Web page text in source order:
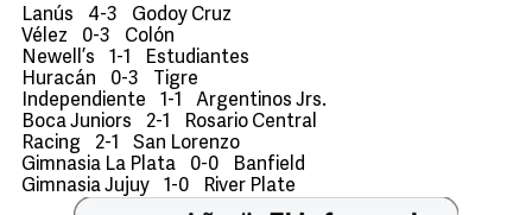
Lanús 4-3 Godoy Cruz
Vélez 0-3 Colón
Newell’s 1-1 Estudiantes
Huracán 0-3 Tigre
Independiente 1-1 Argentinos Jrs.
Boca Juniors 2-1 Rosario Central
Racing 2-1 San Lorenzo
Gimnasia La Plata 0-0 Banfield
Gimnasia Jujuy 1-0 River Plate